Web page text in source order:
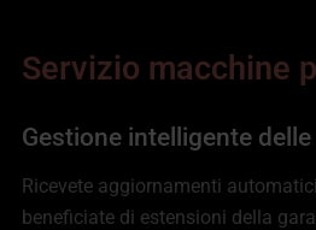
Servizio macchine
Gestione intelligente
Ricevete aggiornamenti
beneficiate di estensioni della